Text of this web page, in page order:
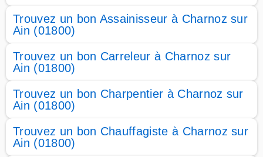
Trouvez un bon Assainisseur à Charnoz sur
Ain (01800)
Trouvez un bon Carreleur à Charnoz sur
Ain (01800)
Trouvez un bon Charpentier à Charnoz sur
Ain (01800)
Trouvez un bon Chauffagiste à Charnoz sur
Ain (01800)